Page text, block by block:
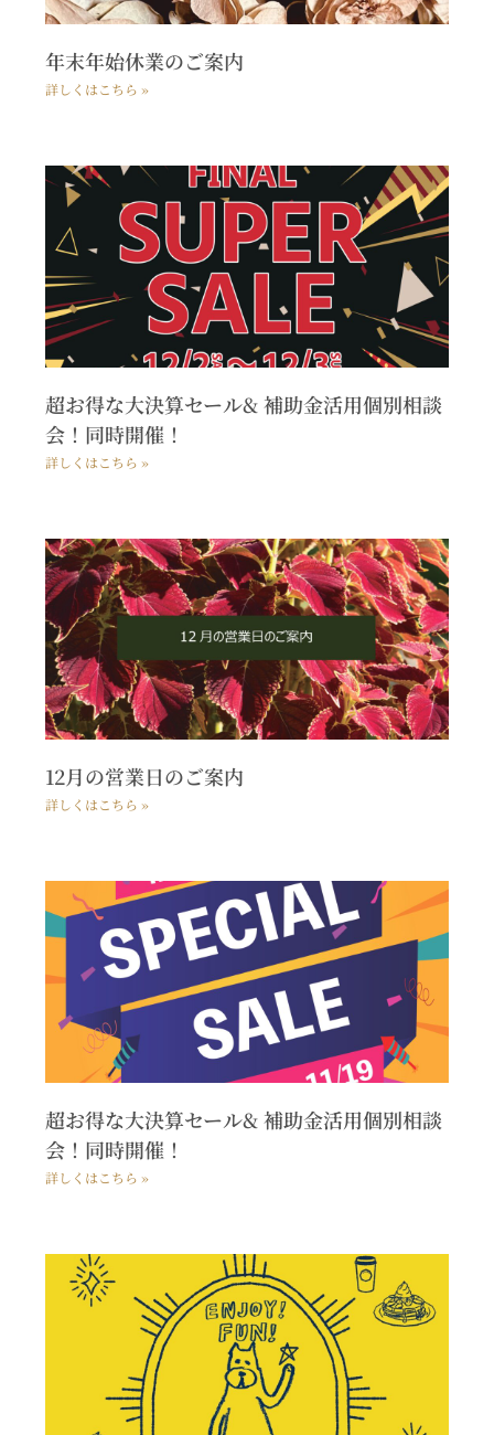
年末年始休業のご案内
詳しくはこちら »
超お得な大決算セール& 補助金活用個別相談
会！同時開催！
詳しくはこちら »
12月の営業日のご案内
詳しくはこちら »
超お得な大決算セール& 補助金活用個別相談
会！同時開催！
詳しくはこちら »